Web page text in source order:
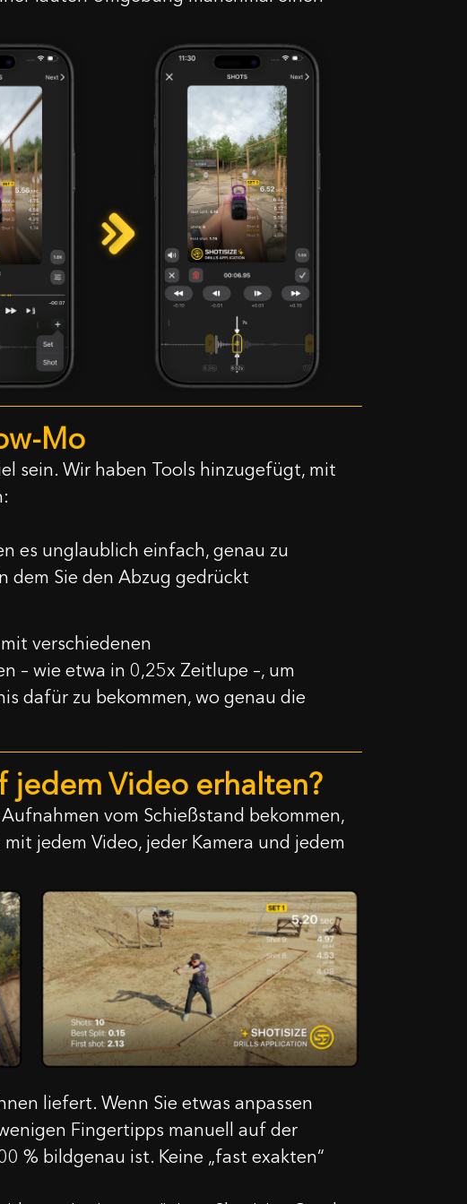
Mo
sein. Wir haben Tools hinzugefügt, mit
es unglaublich einfach, genau zu
dem Sie den Abzug gedrückt
verschiedenen
– wie etwa in 0,25x Zeitlupe –, um
dafür zu bekommen, wo genau die
jedem Video erhalten?
vom Schießstand bekommen,
jedem Video, jeder Kamera und jedem
liefert. Wenn Sie etwas anpassen
Fingertipps manuell auf der
% bildgenau ist. Keine „fast exakten“